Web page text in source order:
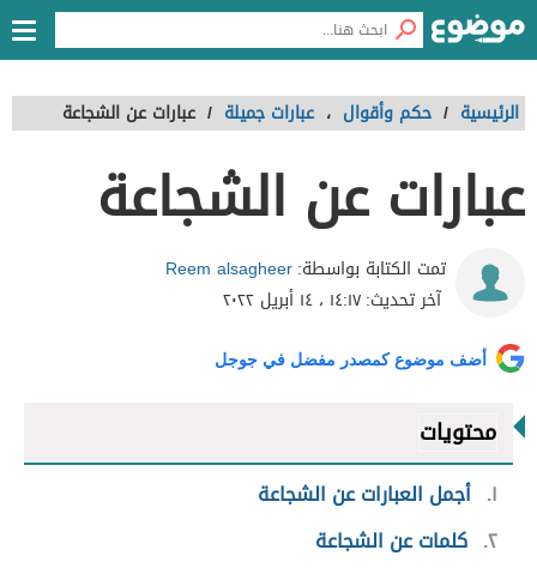
الرئيسية / حكم وأقوال ، عبارات جميلة / عبارات عن الشجاعة
عبارات عن الشجاعة
تمت الكتابة بواسطة:Reem alsagheer
آخر تحديث:١٤:١٧ ، ١٤ أبريل ٢٠٢٢
أضف موضوع كمصدر مفضل في جوجل
محتويات
١ أجمل العبارات عن الشجاعة
٢ كلمات عن الشجاعة